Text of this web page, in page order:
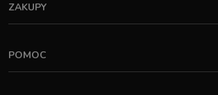
ZAKUPY
POMOC